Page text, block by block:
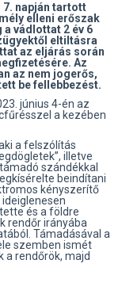
7. napján tartott
elleni erőszak
vádlottat 2 év 6
eltiltásra
az eljárás során
Az
az nem jogerős,
be fellebbezést.
június 4-én az
a kezében
a felszólítás
illetve
szándékkal
beindítani
kényszerítő
és a földre
rendőr irányába
Támadásával a
szemben ismét
rendőrök, majd